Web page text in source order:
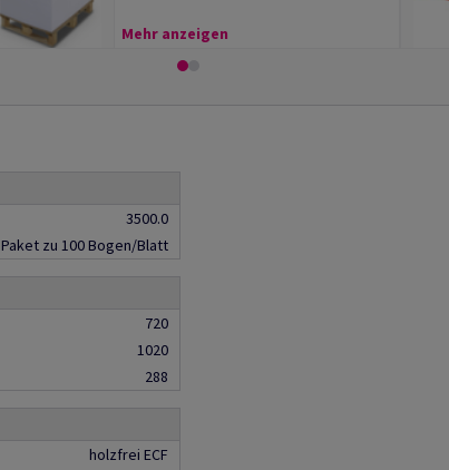
Mehr anzeigen
3500.0
Paket zu 100 Bogen/Blatt
720
1020
288
holzfrei ECF